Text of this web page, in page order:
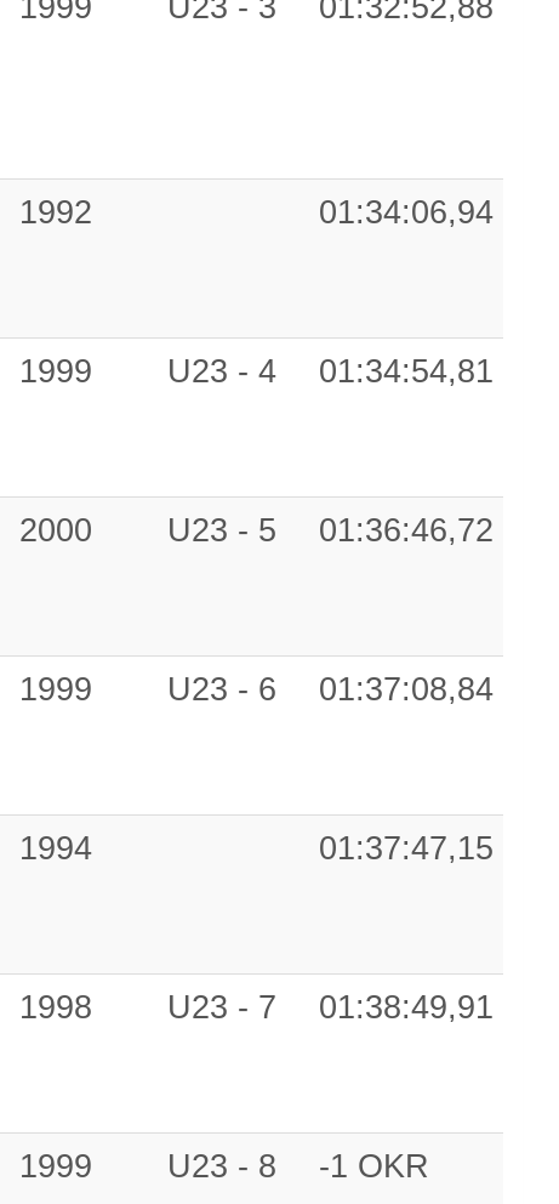
1999 U23 - 3 01:32:52,88
1992 01:34:06,94
1999 U23 - 4 01:34:54,81
2000 U23 - 5 01:36:46,72
1999 U23 - 6 01:37:08,84
1994 01:37:47,15
1998 U23 - 7 01:38:49,91
1999 U23 - 8 -1 OKR